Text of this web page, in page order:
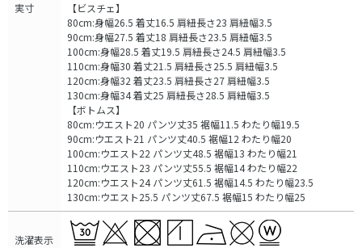
実寸
【ビスチェ】
80cm:身幅26.5 着丈16.5 肩紐長さ23 肩紐幅3.5
90cm:身幅27.5 着丈18 肩紐長さ23.5 肩紐幅3.5
100cm:身幅28.5 着丈19.5 肩紐長さ24.5 肩紐幅3.5
110cm:身幅30 着丈21.5 肩紐長さ25.5 肩紐幅3.5
120cm:身幅32 着丈23.5 肩紐長さ27 肩紐幅3.5
130cm:身幅34 着丈25 肩紐長さ28.5 肩紐幅3.5
【ボトムス】
80cm:ウエスト20 パンツ丈35 裾幅11.5 わたり幅19.5
90cm:ウエスト21 パンツ丈40.5 裾幅12 わたり幅20
100cm:ウエスト22 パンツ丈48.5 裾幅13 わたり幅21
110cm:ウエスト23 パンツ丈55.5 裾幅14 わたり幅22
120cm:ウエスト24 パンツ丈61.5 裾幅14.5 わたり幅23.5
130cm:ウエスト25.5 パンツ丈67.5 裾幅15 わたり幅25
洗濯表示